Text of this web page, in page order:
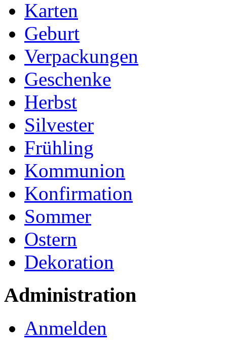
Karten
Geburt
Verpackungen
Geschenke
Herbst
Silvester
Frühling
Kommunion
Konfirmation
Sommer
Ostern
Dekoration
Administration
Anmelden